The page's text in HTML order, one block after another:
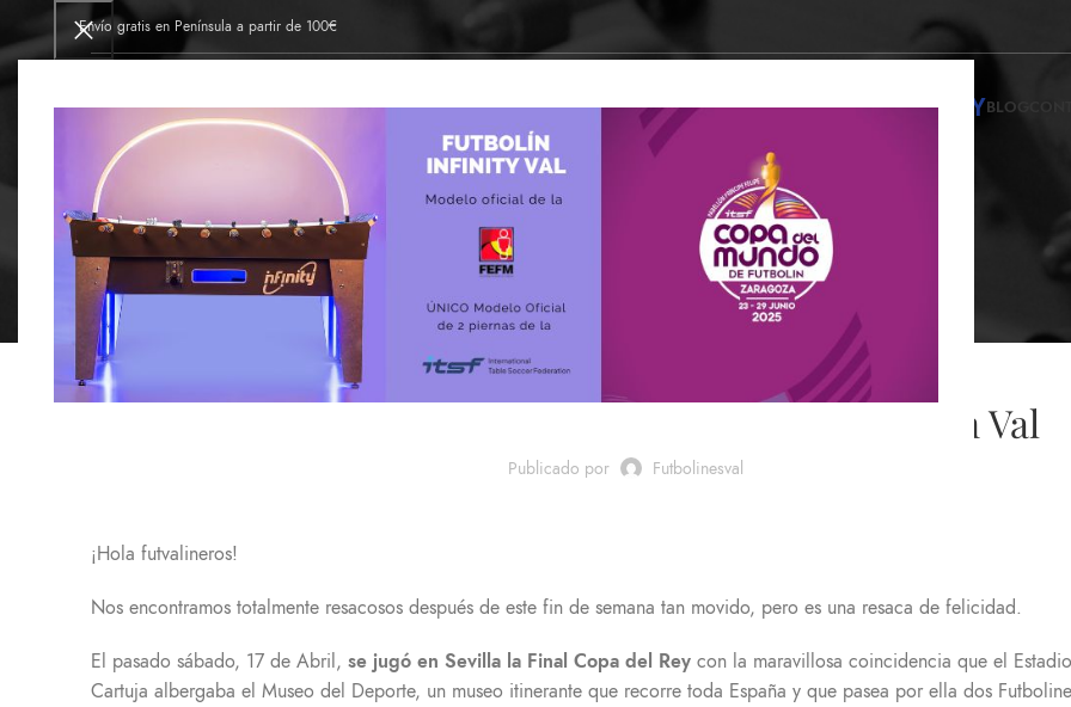
Envío gratis en Península a partir de 100€
INICIOFÁBRICA DE FUTBOLINESTIENDA DE FUTBOLINESALQUILER DE FUTBOLINESINFINITYBLOG
Blog
20
APARICIONES EN LOS MEDIOS
Felipe VI y Pedro Sánchez jugando a Futbolín Val
Publicado por Futbolinesval
¡Hola futvalineros!
Nos encontramos totalmente resacosos después de este fin de semana tan movido, pero es una resaca de felicidad.
El pasado sábado, 17 de Abril, se jugó en Sevilla la Final Copa del Rey con la maravillosa coincidencia que el
Cartuja albergaba el Museo del Deporte, un museo itinerante que recorre toda España y que pasea por ella dos